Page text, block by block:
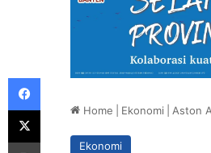
Home Ekonomi Aston
Ekonomi
Facebook